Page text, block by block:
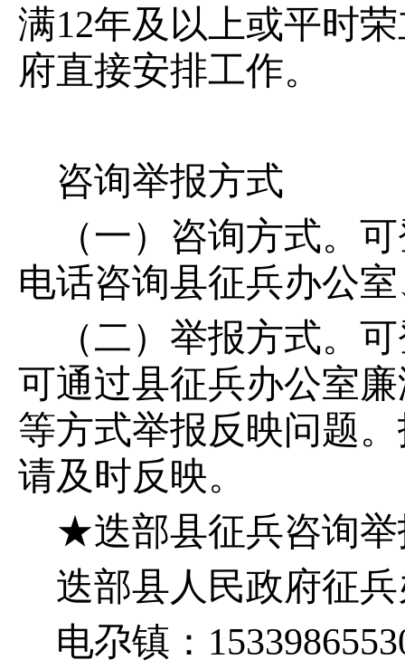
满12年及以上或平时
府直接安排工作。
咨询举报方式
（一）咨询方式。
电话咨询县征兵办公
（二）举报方式。
可通过县征兵办公室
等方式举报反映问题
请及时反映。
★迭部县征兵咨询举
迭部县人民政府征兵
电尕镇：